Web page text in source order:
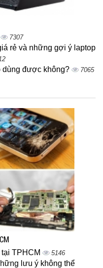
7307
rẻ và những gợi ý laptop
dùng được không? 7065
TPHCM 5146
lưu ý không thể